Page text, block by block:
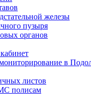
железы
пузыря
органов
в
листов
полисам